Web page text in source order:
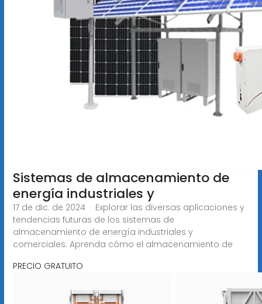
Sistemas de almacenamiento de
energía industriales y
17 de dic. de 2024 · Explorar las diversas aplicaciones y
tendencias futuras de los sistemas de
almacenamiento de energía industriales y
comerciales. Aprenda cómo el almacenamiento de
PRECIO GRATUITO